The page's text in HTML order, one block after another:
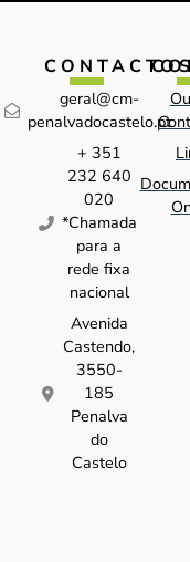
geral@cm-
penalvadocastelo.pt
+ 351
232 640
020
*Chamada
para a
rede fixa
nacional
Avenida
Castendo,
3550-
185
Penalva
do
Castelo